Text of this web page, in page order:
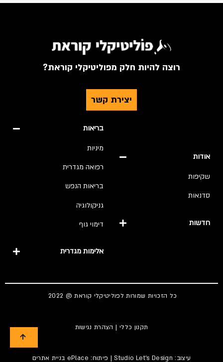
רוצה להיות חלק מפוליטיקלי קוראת?
יצירת קשר
אודות
שקיפות
סדנאות
חדשות
בריאות
מיניות
רפואה מגדרית
בריאות הנפש
גניקולוגיה
דימוי גוף
אלימות מגדרית
כל הזכויות שמורות לפוליטיקלי קוראת @ 2022
תקנון כללי | הצהרת נגישות
עיצוב: Studio Let's Design| פיתוח: ePlace בניית אתרים